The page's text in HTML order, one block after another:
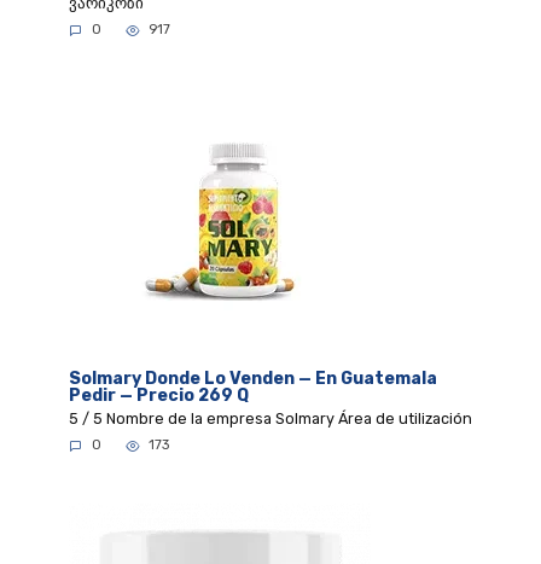
0 917
Solmary Donde Lo Venden — En Guatemala
Pedir — Precio 269 Q
5 / 5 Nombre de la empresa Solmary Área de utilización
0 173